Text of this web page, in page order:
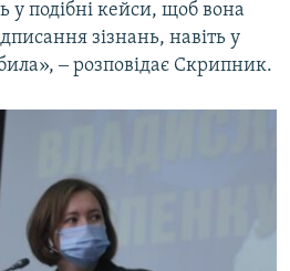
у подібні кейси, щоб вона
зізнань, навіть у
‒ розповідає Скрипник.